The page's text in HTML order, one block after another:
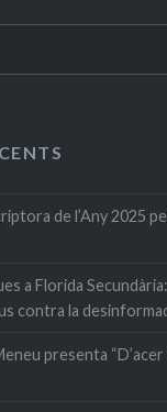
de l’Any 2025
a Florida
contra la
presenta “D’acer